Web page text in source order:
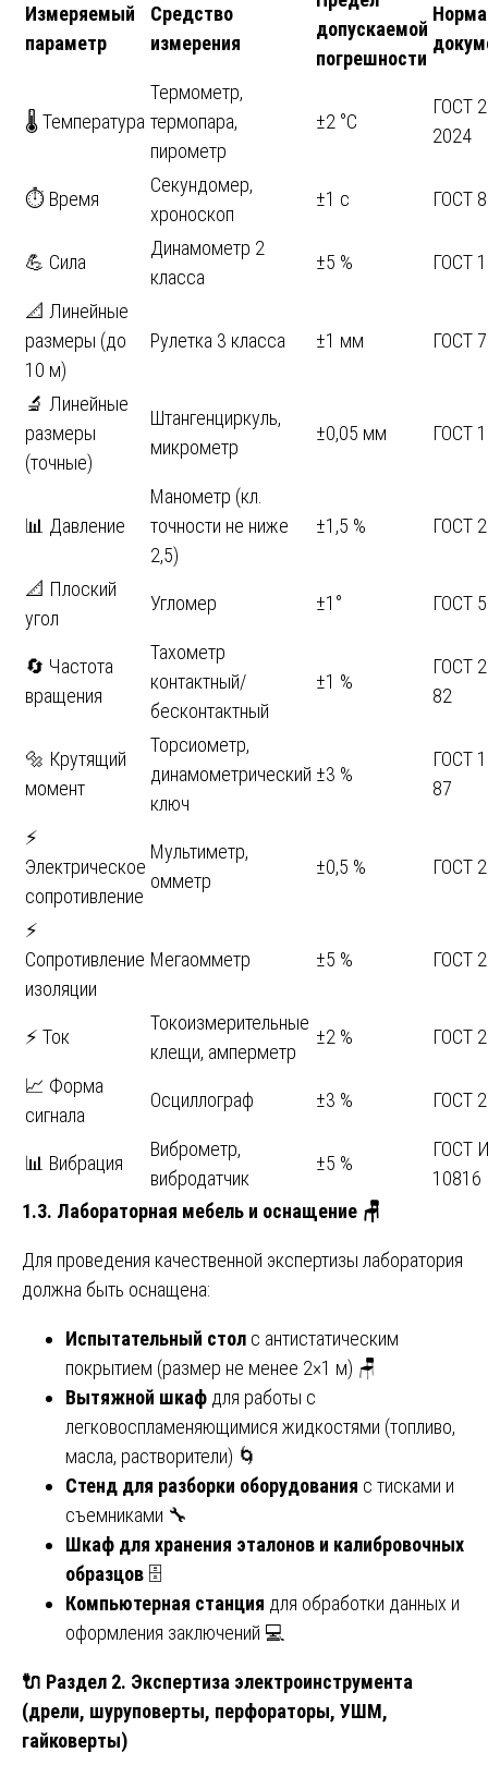
Измеряемый
параметр
Средство
измерения
допускаемой
погрешности
🌡️ Температура
Термометр,
термопара,
пирометр
±2 °C
ГОСТ
2024
⏱️ Время
Секундомер,
хроноскоп
±1 с ГОСТ
💪 Сила
Динамометр 2
класса
±5 % ГОСТ
📐 Линейные
размеры (до
10 м)
Рулетка 3 класса ±1 мм ГОСТ
🔬 Линейные
размеры
(точные)
Штангенциркуль,
микрометр
±0,05 мм ГОСТ
📊 Давление
Манометр (кл.
точности не ниже
2,5)
±1,5 % ГОСТ
📐 Плоский
угол
Угломер ±1° ГОСТ
🔄 Частота
вращения
Тахометр
контактный/
бесконтактный
±1 %
ГОСТ
82
🔩 Крутящий
момент
Торсиометр,
динамометрический
ключ
±3 %
ГОСТ
87
⚡
Электрическое
сопротивление
Мультиметр,
омметр
±0,5 % ГОСТ
⚡
Сопротивление
изоляции
Мегаомметр ±5 % ГОСТ
⚡ Ток
Токоизмерительные
клещи, амперметр
±2 % ГОСТ
📈 Форма
сигнала
Осциллограф ±3 % ГОСТ
📊 Вибрация
Виброметр,
вибродатчик
±5 %
ГОСТ
10816
1.3. Лабораторная мебель и оснащение 🪑
Для проведения качественной экспертизы лаборатория
должна быть оснащена:
Испытательный стол с антистатическим
покрытием (размер не менее 2×1 м) 🪑
Вытяжной шкаф для работы с
легковоспламеняющимися жидкостями (топливо,
масла, растворители) 🌀
Стенд для разборки оборудования с тисками и
съемниками 🔧
Шкаф для хранения эталонов и калибровочных
образцов 🗄️
Компьютерная станция для обработки данных и
оформления заключений 💻
🔌 Раздел 2. Экспертиза электроинструмента
(дрели, шуруповерты, перфораторы, УШМ,
гайковерты)